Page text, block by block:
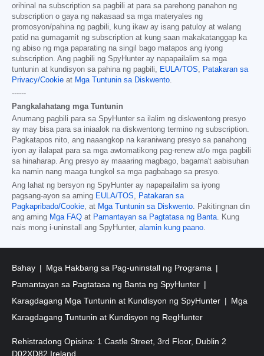
orihinal na subscription sa pagbili at para sa parehong panahon ng
subscription o gaya ng nakasaad sa mga materyales ng
promosyon/pahina ng pagbili, kung ikaw ay isang patuloy at walang
patid na gumagamit ng subscription at kung saan makakatanggap ka
ng abiso ng mga paparating na singil bago matapos ang iyong
subscription. Ang pagbili ng SpyHunter ay napapailalim sa mga
tuntunin at kundisyon sa pahina ng pagbili, EULA/TOS, Patakaran sa
Privacy/Cookie at Mga Tuntunin sa Diskwento.
------
Pangkalahatang mga Tuntunin
Anumang pagbili para sa SpyHunter sa ilalim ng diskwentong presyo
ay may bisa para sa iniaalok na diskwentong termino ng subscription.
Pagkatapos nito, ang naaangkop na karaniwang presyo sa panahong
iyon ay ilalapat para sa mga awtomatikong pag-renew at/o mga pagbili
sa hinaharap. Ang presyo ay maaaring magbago, bagama't aabisuhan
ka namin nang maaga tungkol sa mga pagbabago sa presyo.
Ang lahat ng bersyon ng SpyHunter ay napapailalim sa iyong
pagsang-ayon sa aming EULA/TOS, Patakaran sa
Pagkapribado/Cookie, at Mga Tuntunin sa Diskwento. Pakitingnan din
ang aming Mga FAQ at Pamantayan sa Pagtatasa ng Banta. Kung
nais mong i-uninstall ang SpyHunter, alamin kung paano.
Bahay
Mga Hakbang sa Pag-uninstall ng Programa
Pamantayan sa Pagtatasa ng Banta ng SpyHunter
Karagdagang Mga Tuntunin at Kundisyon ng SpyHunter
Mga
Karagdagang Tuntunin at Kundisyon ng RegHunter
Rehistradong Opisina: 1 Castle Street, 3rd Floor, Dublin 2
D02XD82 Ireland.